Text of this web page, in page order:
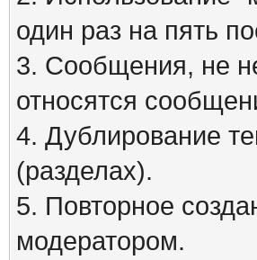
один раз на пять
3. Сообщения, не
относятся
4. Дублирование
(разделах).
5. Повторное
модератором.